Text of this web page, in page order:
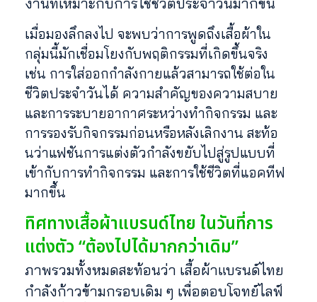
เมื่อมองลึกลงไป จะพบว่าการพูดถึงเสื้อผ้าใน
กลุ่มนี้มักเชื่อมโยงกับพฤติกรรมที่เกิดขึ้นจริง
เช่น การใส่ออกกำลังกายแล้วสามารถใช้ต่อใน
ชีวิตประจำวันได้ ความสำคัญของความสบาย
และการระบายอากาศระหว่างทำกิจกรรม และ
การรองรับกิจกรรมก่อนหรือหลังเลิกงาน สะท้อ
นว่าแฟชันการแต่งตัวกำลังขยับไปสู่รูปแบบที่
เข้ากับการทำกิจกรรม และการใช้ชีวิตที่แอคทีฟ
มากขึ้น
ทิศทางเสื้อผ้าแบรนด์ไทย ในวันที่การ
แต่งตัว “ต้องไปได้มากกว่าเดิม”
ภาพรวมทั้งหมดสะท้อนว่า เสื้อผ้าแบรนด์ไทย
กำลังก้าวข้ามกรอบเดิม ๆ เพื่อตอบโจทย์ไลฟ์